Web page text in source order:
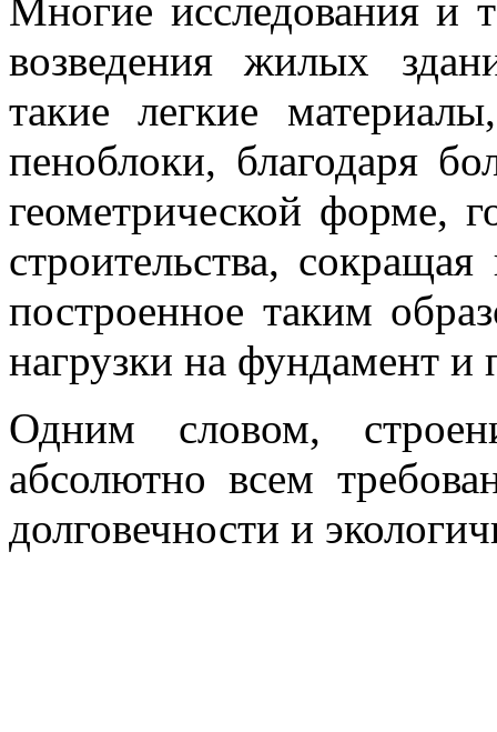
Многие исследования и
возведения жилых
такие легкие
пеноблоки, благодаря
геометрической форме,
строительства,
построенное таким
нагрузки на фундамент и
Одним словом,
абсолютно всем
долговечности и